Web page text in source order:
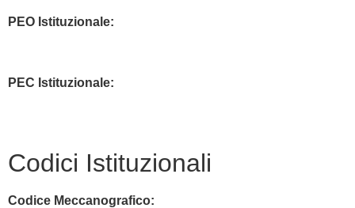
PEO Istituzionale:
PEC Istituzionale:
Codici Istituzionali
Codice Meccanografico: